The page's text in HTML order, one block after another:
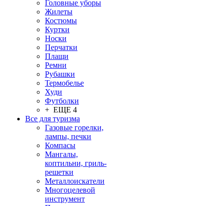
Головные уборы
Жилеты
Костюмы
Куртки
Носки
Перчатки
Плащи
Ремни
Рубашки
Термобелье
Худи
Футболки
+ ЕЩЕ 4
Все для туризма
Газовые горелки,
лампы, печки
Компасы
Мангалы,
коптильни, гриль-
решетки
Металлоискатели
Многоцелевой
инструмент